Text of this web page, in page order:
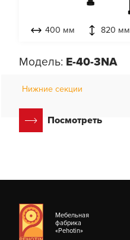
400 мм 820 мм
Модель: E-40-3NA
Нижние секции
Посмотреть
Мебельная
фабрика
«Pehotin»